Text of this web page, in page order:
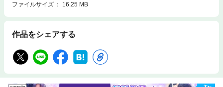
ファイルサイズ
16.25 MB
作品をシェアする